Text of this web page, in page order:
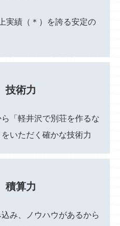
実績（＊）を誇る安定の
技術力
「軽井沢で別荘を作るな
いただく確かな技術力
積算力
み、ノウハウがあるから